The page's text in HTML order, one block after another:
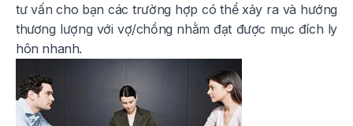
tư vấn cho bạn các trường hợp có thể xảy ra và hướng
thương lượng với vợ/chồng nhằm đạt được mục đích ly
hôn nhanh.